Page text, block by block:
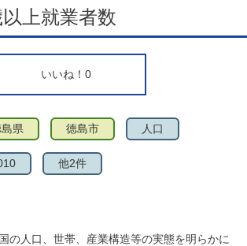
上就業者数
いいね！ 0
県 徳島市 人口
他2件
の人口、世帯、産業構造等の実態を明らかに